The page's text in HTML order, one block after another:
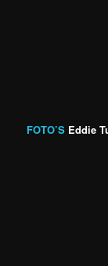
FOTO’S Eddie